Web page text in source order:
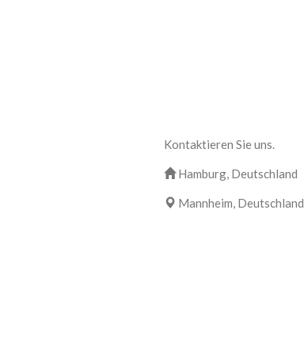
Kontaktieren Sie uns.
Hamburg, Deutschland
Mannheim, Deutschland